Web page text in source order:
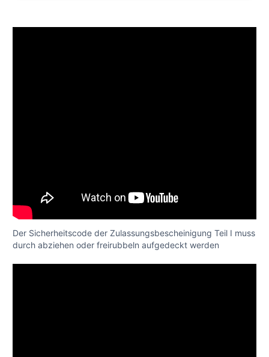
Der Sicherheitscode der Zulassungsbescheinigung Teil I muss
durch abziehen oder freirubbeln aufgedeckt werden